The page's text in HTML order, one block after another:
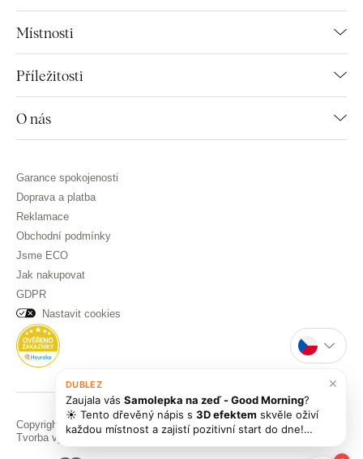
Místnosti
Příležitosti
O nás
Garance spokojenosti
Doprava a platba
Reklamace
Obchodní podmínky
Jsme ECO
Jak nakupovat
GDPR
Nastavit cookies
Copyright © DUBLEZ 2026 | Všechna práva vyhrazena
Tvorba výkonných internetových obchodů od
RIESENIA
DUBLEZ
Zaujala vás Samolepka na zeď - Good Morning?
☀️ Tento dřevěný nápis s 3D efektem skvěle oživí
každou místnost a zajistí pozitivní start do dne!
×